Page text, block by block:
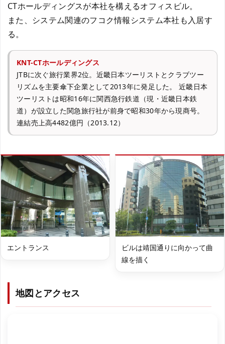
CTホールディングスが本社を構えるオフィスビル。
また、システム関連のフコク情報システム本社も入居す
る。
KNT-CTホールディングス
JTBに次ぐ旅行業界2位。近畿日本ツーリストとクラブツー
リズムを主要傘下企業として2013年に発足した。 近畿日本
ツーリストは昭和16年に関西急行鉄道（現・近畿日本鉄
道）が設立した関急旅行社が前身で昭和30年から現商号。
連結売上高4482億円（2013.12）
エントランス
ビルは靖国通りに向かって曲
線を描く
地図とアクセス